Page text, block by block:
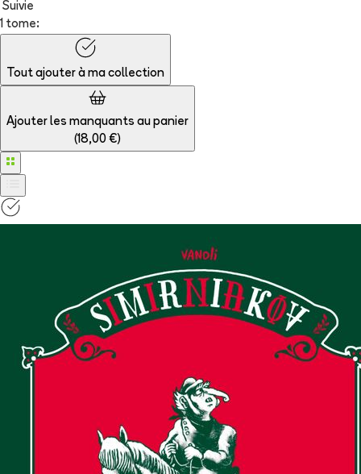
Suivie
1 tome:
Tout ajouter à ma collection
Ajouter les manquants au panier
(18,00 €)